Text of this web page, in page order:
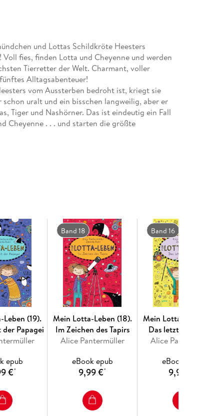
und Lottas Schildkröte Heesters
fies, finden Lotta und Cheyenne und werden
Tierretter der Welt. Charmant, voller
Alltagsabenteuer!
vom Aussterben bedroht ist, kriegt sie
uralt und ein bisschen langweilig, aber er
Tiger und Nashörner. Das ist eindeutig ein Fall
Cheyenne . . . und starten die größte
(2)
(5)
(6)
(7)
(19).
Papagei
epub
€*
Band 18
Mein Lotta-Leben (18).
Im Zeichen des Tapirs
Alice Pantermüller
eBook epub
9,99 €*
Band 16
Mein Lotta-Leben (16).
Das letzte Eichhorn
Alice Pantermüller
eBook epub
9,99 €